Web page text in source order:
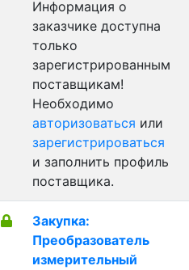
Информация о
заказчике доступна
только
зарегистрированным
поставщикам!
Необходимо
авторизоваться или
зарегистрироваться
и заполнить профиль
поставщика.
Закупка:
Преобразователь
измерительный